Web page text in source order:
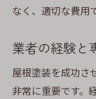
なく、適切な費用
業者の経験と
屋根塗装を成功さ
非常に重要です。